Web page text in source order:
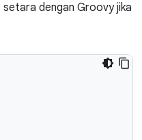
setara dengan Groovy jika